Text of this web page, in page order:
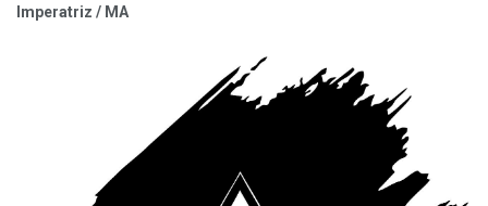
Imperatriz / MA